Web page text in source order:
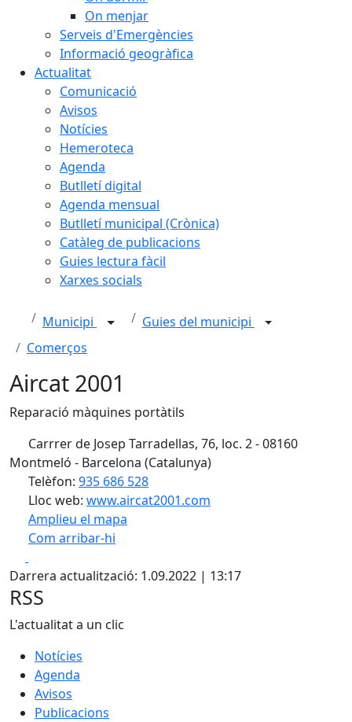
On menjar
Serveis d'Emergències
Informació geogràfica
Actualitat
Comunicació
Avisos
Notícies
Hemeroteca
Agenda
Butlletí digital
Agenda mensual
Butlletí municipal (Crònica)
Catàleg de publicacions
Guies lectura fàcil
Xarxes socials
Municipi
Guies del municipi
Comerços
Aircat 2001
Reparació màquines portàtils
Carrrer de Josep Tarradellas, 76, loc. 2 - 08160
Montmeló - Barcelona (Catalunya)
Telèfon: 935 686 528
Lloc web: www.aircat2001.com
Amplieu el mapa
Com arribar-hi
+
−
Darrera actualització: 1.09.2022 | 13:17
RSS
L'actualitat a un clic
Notícies
Agenda
Avisos
Publicacions